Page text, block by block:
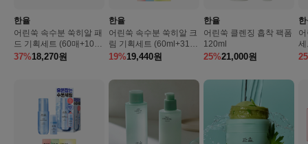
한율
어린쑥 속수분 쑥히알 패
드 기획세트 (60매+10
매)
37%18,270원
한율
어린쑥 속수분 쑥히알 크
림 기획세트 (60ml+31m
l)19%19,440원
한율
어린쑥 클렌징 흡착 팩폼
120ml
25%21,000원